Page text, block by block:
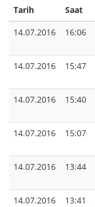
Tarih
Saat
14.07.2016
16:06
14.07.2016
15:47
14.07.2016
15:40
14.07.2016
15:07
14.07.2016
13:44
14.07.2016
13:41